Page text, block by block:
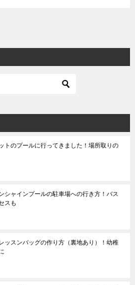
トのプールに行ってきました！場所取りの
シャインプールの駐車場への行き方！バス
スも
ッスンバッグの作り方（裏地あり）！幼稚